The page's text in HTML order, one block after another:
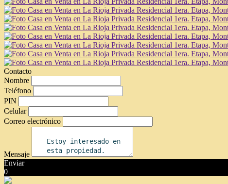
Contacto
Nombre
Teléfono
PIN
Celular
Correo electrónico
Mensaje
Enviar
0